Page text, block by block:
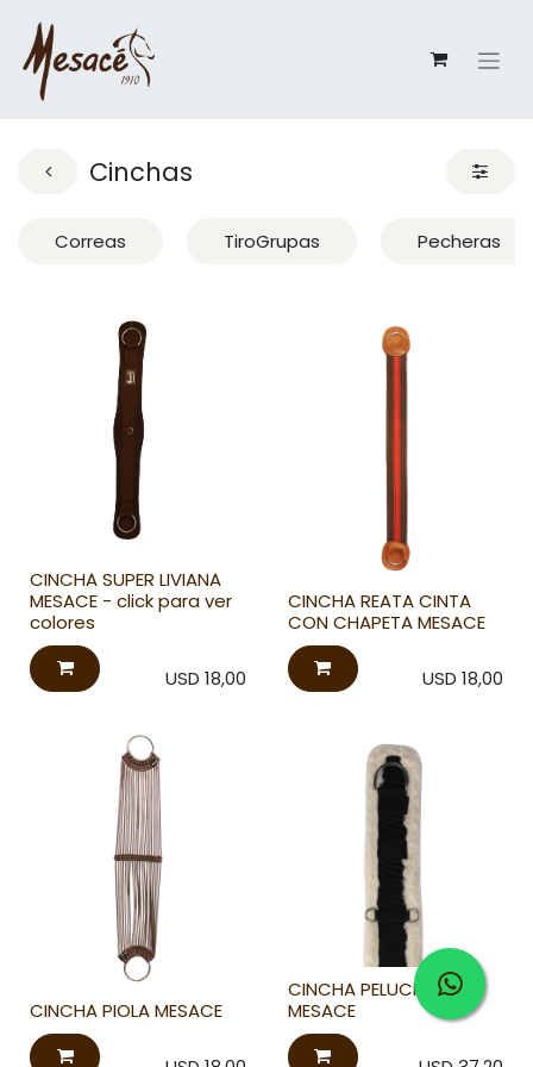
Cinchas
Correas TiroGrupas Pecheras
CINCHA SUPER LIVIANA
MESACE - click para ver
colores
USD 18,00
CINCHA REATA CINTA
CON CHAPETA MESACE
USD 18,00
CINCHA PIOLA MESACE
CINCHA PELUCHE
MESACE